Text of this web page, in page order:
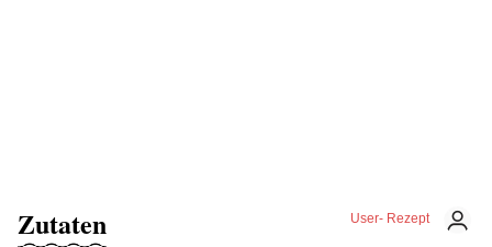
User- Rezept
Zutaten